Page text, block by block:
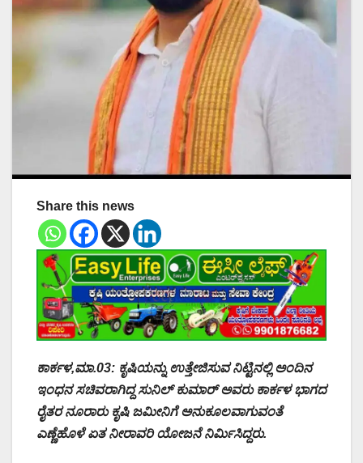
Share this news
ಕಾರ್ಕಳ,ಮಾ.03: ಕೃಷಿಯನ್ನು ಉತ್ತೇಜಿಸುವ ನಿಟ್ಟಿನಲ್ಲಿ ಅಂದಿನ
ಇಂಧನ ಸಚಿವರಾಗಿದ್ದ ಸುನಿಲ್ ಕುಮಾರ್ ಅವರು ಕಾರ್ಕಳ ಭಾಗದ
ರೈತರ ನೂರಾರು ಕೃಷಿ ಜಮೀನಿಗೆ ಅನುಕೂಲವಾಗುವಂತೆ
ಎಣ್ಣೆಹೊಳೆ ಏತ ನೀರಾವರಿ ಯೋಜನೆ ನಿರ್ಮಿಸಿದ್ದರು.